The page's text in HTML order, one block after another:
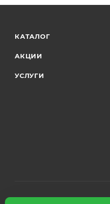
КАТАЛОГ
АКЦИИ
УСЛУГИ